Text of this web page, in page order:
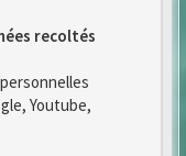
recoltés
Youtube,